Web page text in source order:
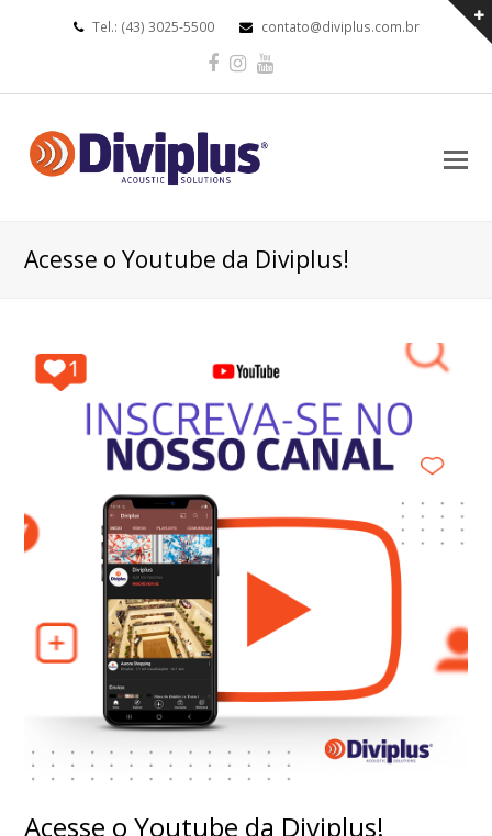
Tel.: (43) 3025-5500 contato@diviplus.com.br
Facebook
Instagram
Youtube
Acesse o Youtube da Diviplus!
Acesse o Youtube da Diviplus!